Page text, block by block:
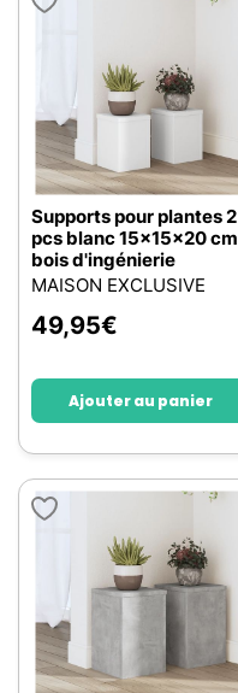
Supports pour plantes 2
pcs blanc 15x15x20 cm
bois d'ingénierie
MAISON EXCLUSIVE
49,95€
Ajouter au panier